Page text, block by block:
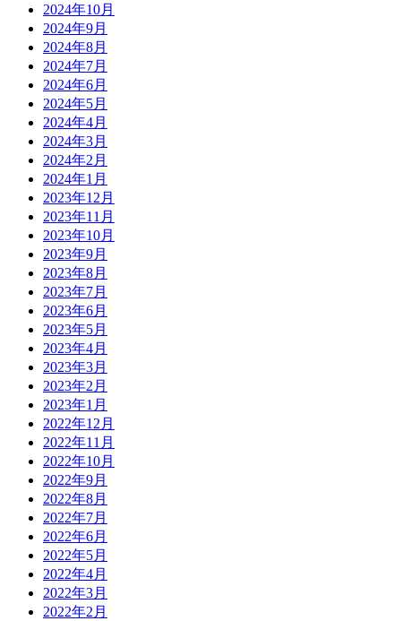
2024年10月
2024年9月
2024年8月
2024年7月
2024年6月
2024年5月
2024年4月
2024年3月
2024年2月
2024年1月
2023年12月
2023年11月
2023年10月
2023年9月
2023年8月
2023年7月
2023年6月
2023年5月
2023年4月
2023年3月
2023年2月
2023年1月
2022年12月
2022年11月
2022年10月
2022年9月
2022年8月
2022年7月
2022年6月
2022年5月
2022年4月
2022年3月
2022年2月